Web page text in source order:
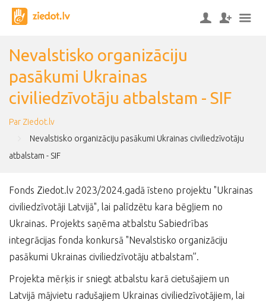
Nevalstisko organizāciju
pasākumi Ukrainas
civiliedzīvotāju atbalstam - SIF
Par Ziedot.lv
Nevalstisko organizāciju pasākumi Ukrainas civiliedzīvotāju
atbalstam - SIF
Fonds Ziedot.lv 2023/2024.gadā īsteno projektu "Ukrainas
civiliedzīvotāji Latvijā", lai palīdzētu kara bēgļiem no
Ukrainas. Projekts saņēma atbalstu Sabiedrības
integrācijas fonda konkursā "Nevalstisko organizāciju
pasākumi Ukrainas civiliedzīvotāju atbalstam”.
Projekta mērķis ir sniegt atbalstu karā cietušajiem un
Latvijā mājvietu radušajiem Ukrainas civiliedzīvotājiem, lai